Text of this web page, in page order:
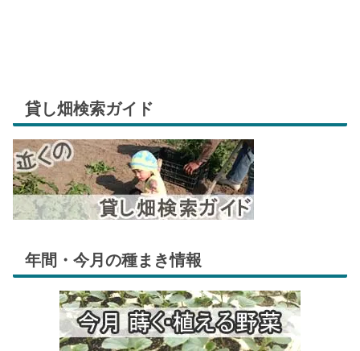
貸し畑検索ガイド
年間・今月の種まき情報